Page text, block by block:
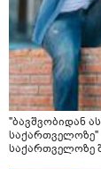
"ბავშვობიდან
საქართველოზე"
საქართველოზე